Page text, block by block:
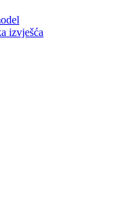
izvješća